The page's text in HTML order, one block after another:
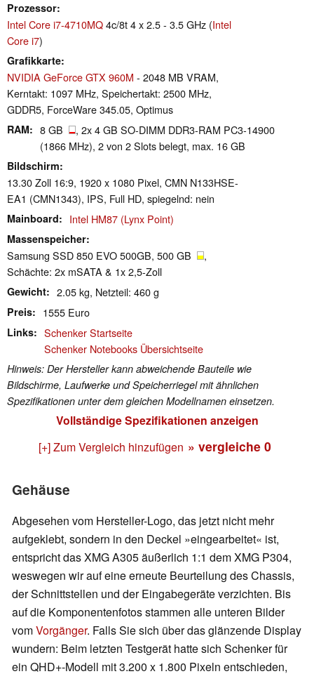
Prozessor
Intel Core i7-4710MQ4c/8t 4 x 2.5 - 3.5 GHz (Intel
Core i7)
Grafikkarte
NVIDIA GeForce GTX 960M - 2048 MB VRAM,
Kerntakt: 1097 MHz, Speichertakt: 2500 MHz,
GDDR5, ForceWare 345.05, Optimus
RAM 8 GB
, 2x 4 GB SO-DIMM DDR3-RAM PC3-14900
(1866 MHz), 2 von 2 Slots belegt, max. 16 GB
Bildschirm
13.30 Zoll 16:9, 1920 x 1080 Pixel, CMN N133HSE-
EA1 (CMN1343), IPS, Full HD, spiegelnd: nein
Mainboard Intel HM87 (Lynx Point)
Massenspeicher
Samsung SSD 850 EVO 500GB, 500 GB
,
Schächte: 2x mSATA & 1x 2,5-Zoll
Gewicht 2.05 kg, Netzteil: 460 g
Preis 1555 Euro
Links
Schenker Startseite
Schenker Notebooks Übersichtseite
Hinweis: Der Hersteller kann abweichende Bauteile wie
Bildschirme, Laufwerke und Speicherriegel mit ähnlichen
Spezifikationen unter dem gleichen Modellnamen einsetzen.
Vollständige Spezifikationen anzeigen
[+] Zum Vergleich hinzufügen » vergleiche 0
Gehäuse
Abgesehen vom Hersteller-Logo, das jetzt nicht mehr
aufgeklebt, sondern in den Deckel »eingearbeitet« ist,
entspricht das XMG A305 äußerlich 1:1 dem XMG P304,
weswegen wir auf eine erneute Beurteilung des Chassis,
der Schnittstellen und der Eingabegeräte verzichten. Bis
auf die Komponentenfotos stammen alle unteren Bilder
vomVorgänger. Falls Sie sich über das glänzende Display
wundern: Beim letzten Testgerät hatte sich Schenker für
ein QHD+-Modell mit 3.200 x 1.800 Pixeln entschieden,